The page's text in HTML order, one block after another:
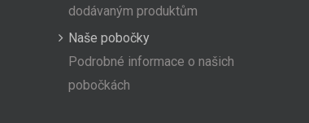
dodávaným produktům
Naše pobočky
Podrobné informace o našich
pobočkách